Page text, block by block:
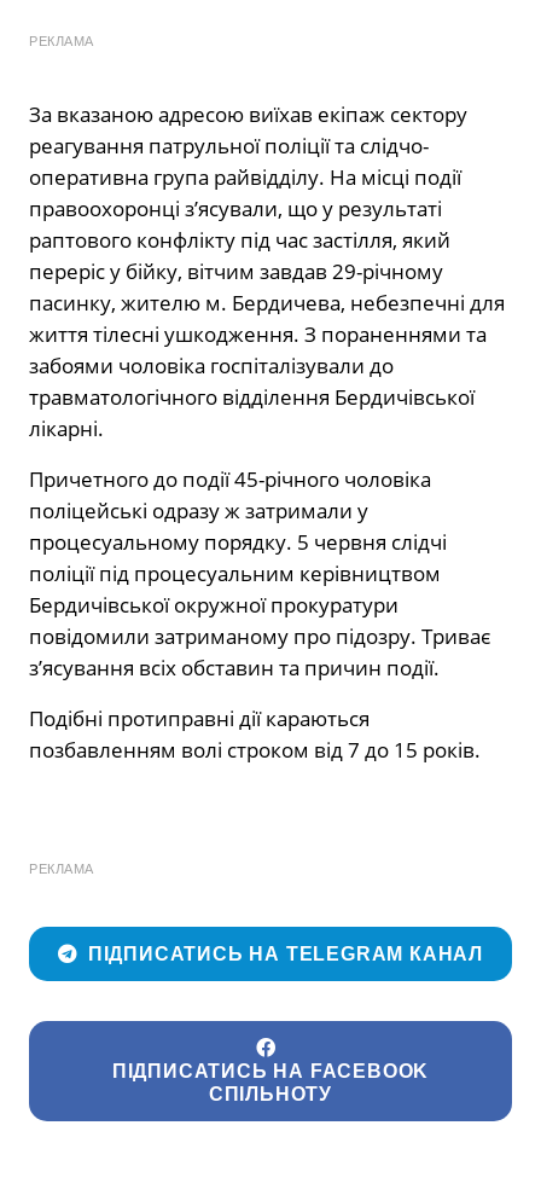
РЕКЛАМА
За вказаною адресою виїхав екіпаж сектору
реагування патрульної поліції та слідчо-
оперативна група райвідділу. На місці події
правоохоронці з’ясували, що у результаті
раптового конфлікту під час застілля, який
переріс у бійку, вітчим завдав 29-річному
пасинку, жителю м. Бердичева, небезпечні для
життя тілесні ушкодження. З пораненнями та
забоями чоловіка госпіталізували до
травматологічного відділення Бердичівської
лікарні.
Причетного до події 45-річного чоловіка
поліцейські одразу ж затримали у
процесуальному порядку. 5 червня слідчі
поліції під процесуальним керівництвом
Бердичівської окружної прокуратури
повідомили затриманому про підозру. Триває
з’ясування всіх обставин та причин події.
Подібні протиправні дії караються
позбавленням волі строком від 7 до 15 років.
РЕКЛАМА
ПІДПИСАТИСЬ НА TELEGRAM КАНАЛ
ПІДПИСАТИСЬ НА FACEBOOK
СПІЛЬНОТУ